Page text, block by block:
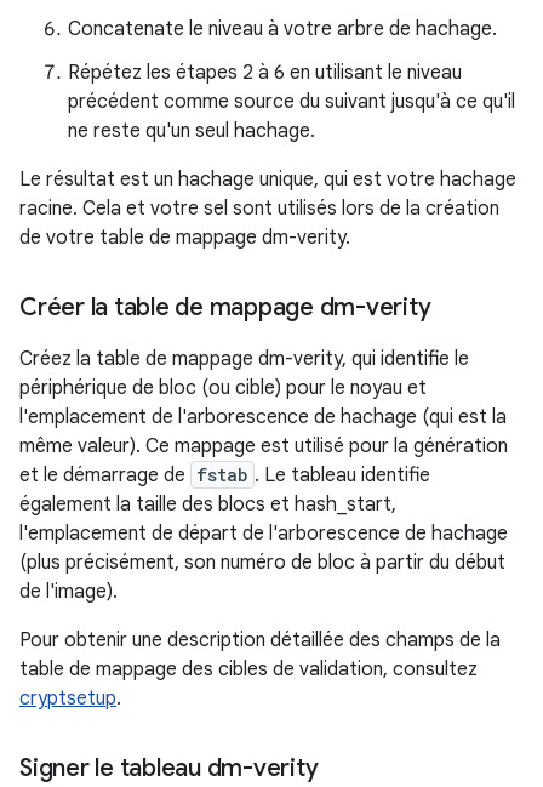
Concatenate le niveau à votre arbre de hachage.
Répétez les étapes 2 à 6 en utilisant le niveau
précédent comme source du suivant jusqu'à ce qu'il
ne reste qu'un seul hachage.
Le résultat est un hachage unique, qui est votre hachage
racine. Cela et votre sel sont utilisés lors de la création
de votre table de mappage dm-verity.
Créer la table de mappage dm-verity
Créez la table de mappage dm-verity, qui identifie le
périphérique de bloc (ou cible) pour le noyau et
l'emplacement de l'arborescence de hachage (qui est la
même valeur). Ce mappage est utilisé pour la génération
et le démarrage de fstab . Le tableau identifie
également la taille des blocs et hash_start,
l'emplacement de départ de l'arborescence de hachage
(plus précisément, son numéro de bloc à partir du début
de l'image).
Pour obtenir une description détaillée des champs de la
table de mappage des cibles de validation, consultez
cryptsetup.
Signer le tableau dm-verity